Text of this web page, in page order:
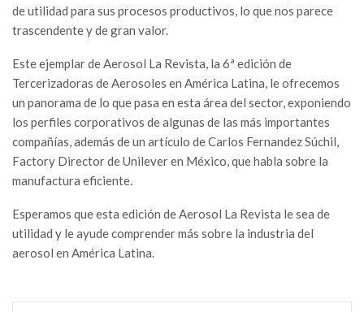
de utilidad para sus procesos productivos, lo que nos parece
trascendente y de gran valor.
Este ejemplar de Aerosol La Revista, la 6ª edición de
Tercerizadoras de Aerosoles en América Latina, le ofrecemos
un panorama de lo que pasa en esta área del sector, exponiendo
los perfiles corporativos de algunas de las más importantes
compañías, además de un artículo de Carlos Fernandez Súchil,
Factory Director de Unilever en México, que habla sobre la
manufactura eficiente.
Esperamos que esta edición de Aerosol La Revista le sea de
utilidad y le ayude comprender más sobre la industria del
aerosol en América Latina.